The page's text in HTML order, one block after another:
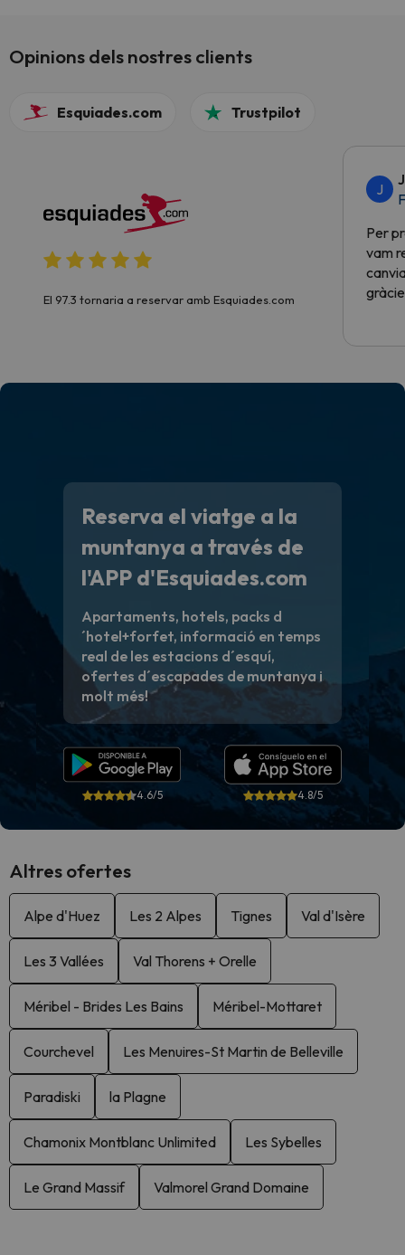
Opinions dels nostres clients
Esquiades.com Trustpilot
El 97.3 tornaria a reservar amb Esquiades.com
J
Per
vam
Reserva el viatge a la
muntanya a través de
l'APP d'Esquiades.com
Apartaments, hotels, packs d
´hotel+forfet, informació en temps
real de les estacions d´esquí,
ofertes d´escapades de muntanya i
molt més!
4.6/5 4.8/5
Altres ofertes
Alpe d'Huez Les 2 Alpes Tignes Val d'Isère
Les 3 Vallées Val Thorens + Orelle
Méribel - Brides Les Bains Méribel-Mottaret
Courchevel Les Menuires-St Martin de Belleville
Paradiski la Plagne
Chamonix Montblanc Unlimited Les Sybelles
Le Grand Massif Valmorel Grand Domaine